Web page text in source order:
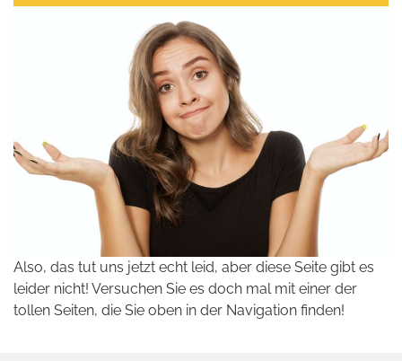
Also, das tut uns jetzt echt leid, aber diese Seite gibt es
leider nicht! Versuchen Sie es doch mal mit einer der
tollen Seiten, die Sie oben in der Navigation finden!